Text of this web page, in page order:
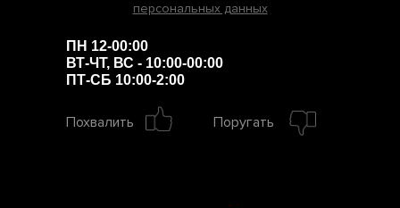
персональных данных
Похвалить Поругать
ПН 12-00:00
ВТ-ЧТ, ВС - 10:00-00:00
ПТ-СБ 10:00-2:00